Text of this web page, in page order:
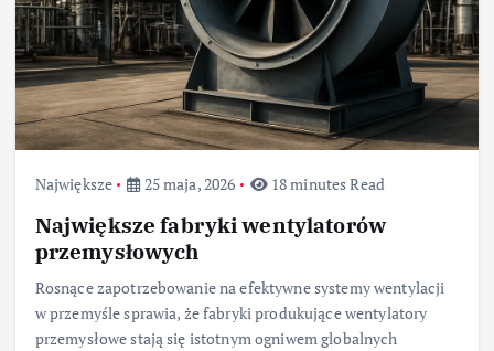
Największe 25 maja, 2026 18 minutes Read
Największe fabryki wentylatorów
przemysłowych
Rosnące zapotrzebowanie na efektywne systemy wentylacji
w przemyśle sprawia, że fabryki produkujące wentylatory
przemysłowe stają się istotnym ogniwem globalnych